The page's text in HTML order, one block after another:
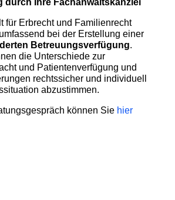
durch Ihre Fachanwaltskanzlei
für Erbrecht und Familienrecht
bei der Erstellung einer
Betreuungsverfügung.
die Unterschiede zur
und Patientenverfügung und
rechtssicher und individuell
abzustimmen.
können Sie hier